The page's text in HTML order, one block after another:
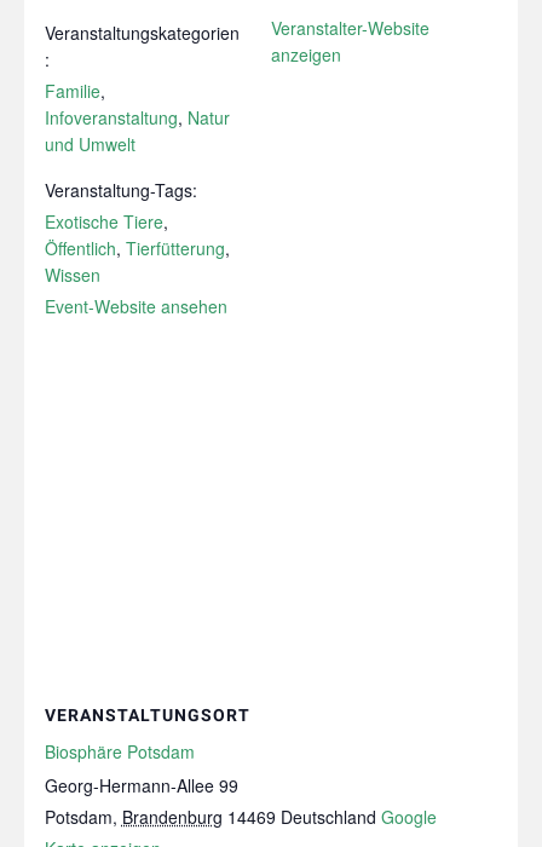
Veranstaltungskategorien
:
Familie,
Infoveranstaltung, Natur
und Umwelt
Veranstaltung-Tags:
Exotische Tiere,
Öffentlich, Tierfütterung,
Wissen
Event-Website ansehen
Veranstalter-Website
anzeigen
VERANSTALTUNGSORT
Biosphäre Potsdam
Georg-Hermann-Allee 99
Potsdam, Brandenburg 14469 Deutschland Google